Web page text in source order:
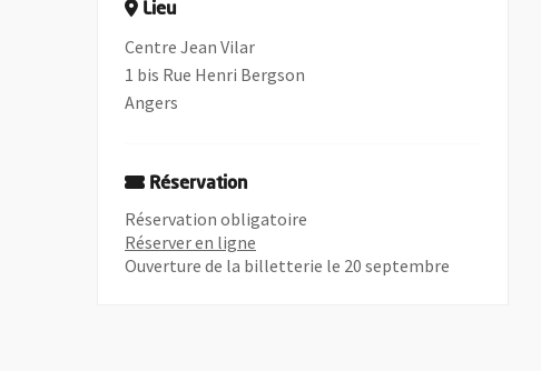
Lieu
Centre Jean Vilar
1 bis Rue Henri Bergson
Angers
Réservation
Réservation obligatoire
Réserver en ligne
Ouverture de la billetterie le 20 septembre